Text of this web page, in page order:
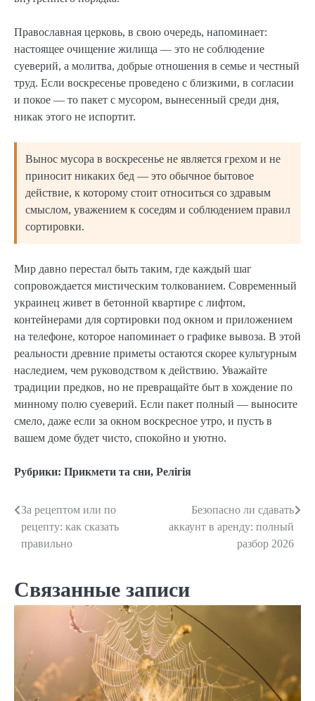
Православная церковь, в свою очередь, напоминает:
настоящее очищение жилища — это не соблюдение
суеверий, а молитва, добрые отношения в семье и честный
труд. Если воскресенье проведено с близкими, в согласии
и покое — то пакет с мусором, вынесенный среди дня,
никак этого не испортит.
Вынос мусора в воскресенье не является грехом и не
приносит никаких бед — это обычное бытовое
действие, к которому стоит относиться со здравым
смыслом, уважением к соседям и соблюдением правил
сортировки.
Мир давно перестал быть таким, где каждый шаг
сопровождается мистическим толкованием. Современный
украинец живет в бетонной квартире с лифтом,
контейнерами для сортировки под окном и приложением
на телефоне, которое напоминает о графике вывоза. В этой
реальности древние приметы остаются скорее культурным
наследием, чем руководством к действию. Уважайте
традиции предков, но не превращайте быт в хождение по
минному полю суеверий. Если пакет полный — выносите
смело, даже если за окном воскресное утро, и пусть в
вашем доме будет чисто, спокойно и уютно.
Рубрики: Прикмети та сни, Релігія
Навигация
по
За рецептом или по
рецепту: как сказать
правильно
Безопасно ли сдавать
аккаунт в аренду: полный
разбор 2026
Связанные записи